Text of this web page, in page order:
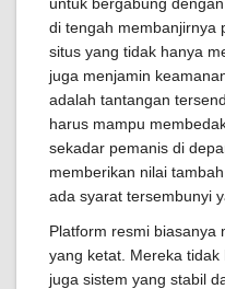
di tengah membanjirnya
situs yang tidak hanya
juga menjamin
adalah tantangan
harus mampu
sekadar pemanis di
memberikan nilai
ada syarat tersembunyi
Platform resmi biasanya
yang ketat. Mereka
juga sistem yang stabil